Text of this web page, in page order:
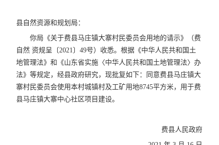
县自然资源和规划局：
你局《关于费县马庄镇大寨村民委员会用地的请示》（费
自然 资规呈〔2021〕49号）收悉。根据《中华人民共和国土
地管理法》和《山东省实施〈中华人民共和国土地管理法〉办
法》等规定，经县政府研究，现批复如下：同意费县马庄镇大
寨村民委员会使用本村城镇村及工矿用地8745平方米，用于费
县马庄镇大寨中心社区项目建设。
费县人民政府